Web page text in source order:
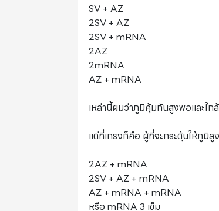
SV + AZ
2SV + AZ
2SV + mRNA
2AZ
2mRNA
AZ + mRNA
เหล่านี้ผมว่าภูมิคุ้มกันสูงพอและใก
แต่ที่เกรงก็คือ ผู้ที่จะกระตุ้นให้ภูมิสู
2AZ + mRNA
2SV + AZ + mRNA
AZ + mRNA + mRNA
หรือ mRNA 3 เข็ม